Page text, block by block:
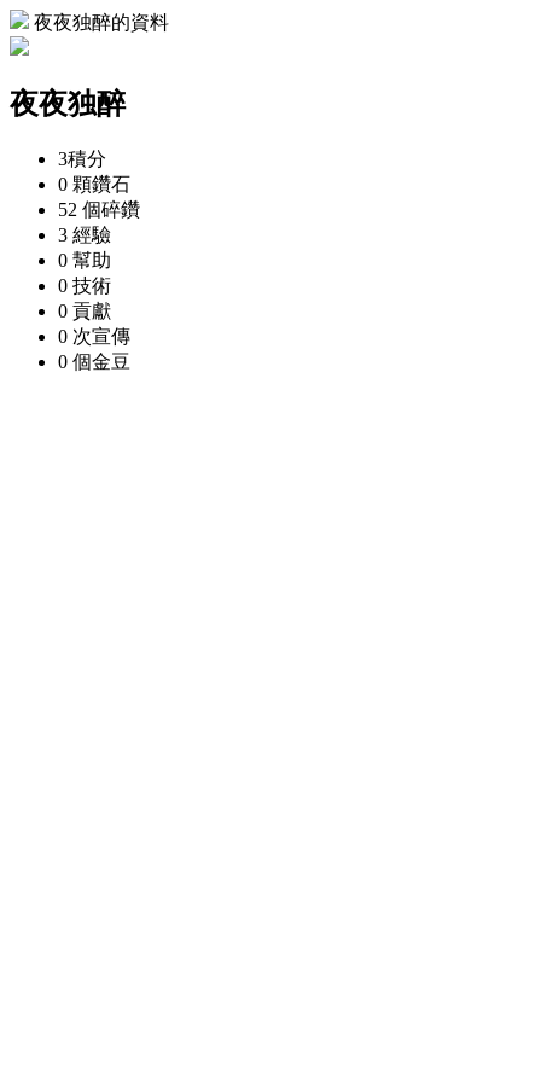
夜夜独醉的資料
夜夜独醉
3積分
0 顆鑽石
52 個碎鑽
3 經驗
0 幫助
0 技術
0 貢獻
0 次宣傳
0 個金豆